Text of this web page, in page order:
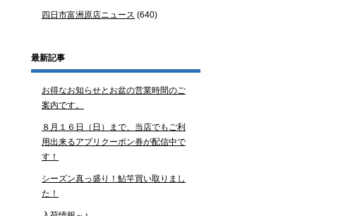
四日市富洲原店ニュース (640)
最新記事
お得なお知らせとお盆の営業時間のご
案内です。
８月１６日（日）まで、当店でもご利
用出来るアプリクーポン券が配信中で
す！
シーズン真っ盛り！鮎竿買い取りまし
た！